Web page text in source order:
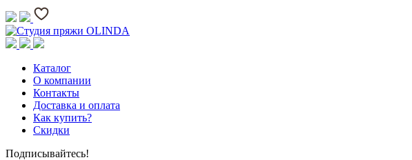
Каталог
О компании
Контакты
Доставка и оплата
Как купить?
Скидки
Подписывайтесь!